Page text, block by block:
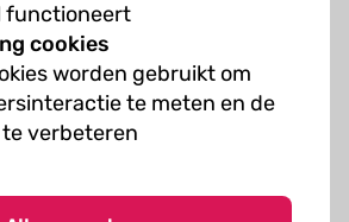
functioneert
cookies
worden gebruikt om
te meten en de
verbeteren